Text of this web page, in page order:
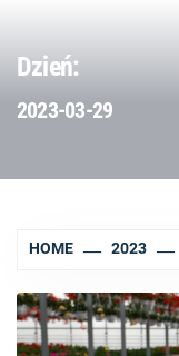
Dzień:
2023-03-29
HOME 2023